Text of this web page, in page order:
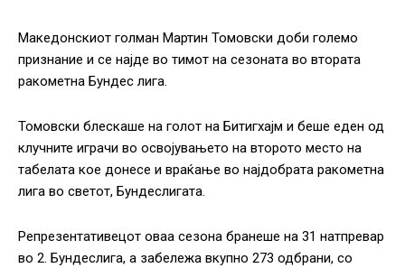
Македонскиот голман Мартин Томовски доби големо
признание и се најде во тимот на сезоната во втората
ракометна Бундес лига.
Томовски блескаше на голот на Битигхајм и беше еден од
клучните играчи во освојувањето на второто место на
табелата кое донесе и враќање во најдобрата ракометна
лига во светот, Бундеслигата.
Репрезентативецот оваа сезона бранеше на 31 натпревар
во 2. Бундеслига, а забележа вкупно 273 одбрани, со